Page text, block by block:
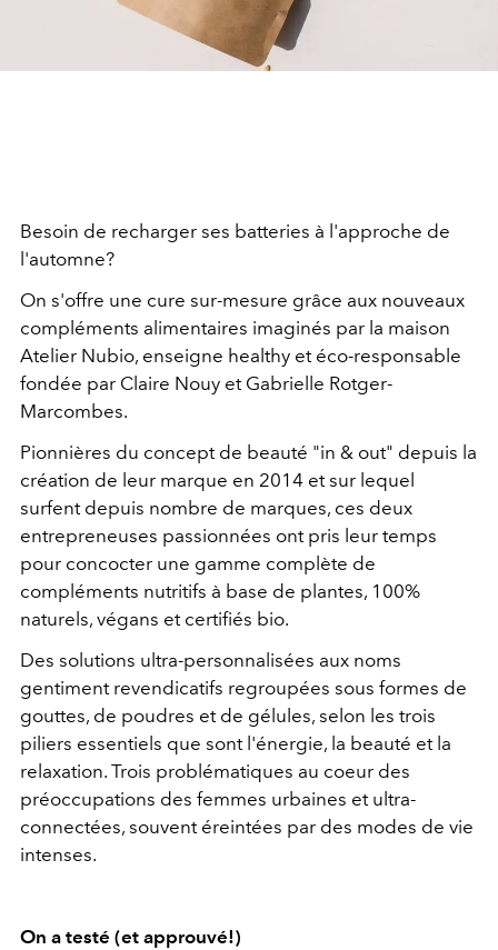
Besoin de recharger ses batteries à l'approche de
l'automne?
On s'offre une cure sur-mesure grâce aux nouveaux
compléments alimentaires imaginés par la maison
Atelier Nubio, enseigne healthy et éco-responsable
fondée par Claire Nouy et Gabrielle Rotger-
Marcombes.
Pionnières du concept de beauté "in & out" depuis la
création de leur marque en 2014 et sur lequel
surfent depuis nombre de marques, ces deux
entrepreneuses passionnées ont pris leur temps
pour concocter une gamme complète de
compléments nutritifs à base de plantes, 100%
naturels, végans et certifiés bio.
Des solutions ultra-personnalisées aux noms
gentiment revendicatifs regroupées sous formes de
gouttes, de poudres et de gélules, selon les trois
piliers essentiels que sont l'énergie, la beauté et la
relaxation. Trois problématiques au coeur des
préoccupations des femmes urbaines et ultra-
connectées, souvent éreintées par des modes de vie
intenses.
On a testé (et approuvé!)